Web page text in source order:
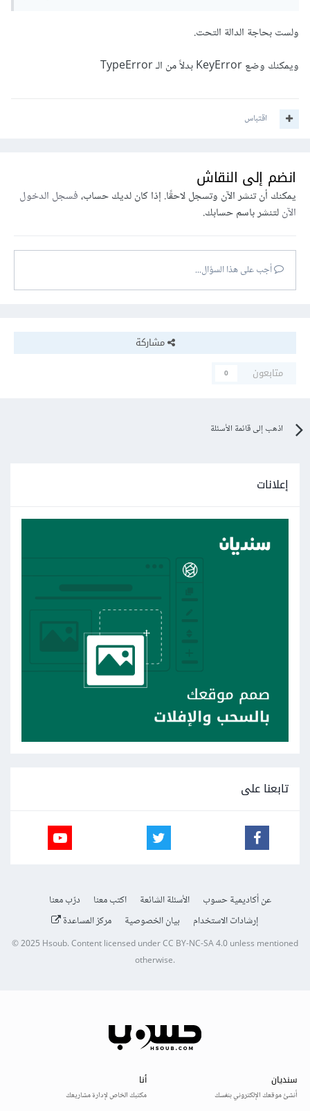
ولست بحاجة الدالة التحت.
ويمكنك وضع KeyError بدلاً من الـ TypeError
اقتباس
انضم إلى النقاش
يمكنك أن تنشر الآن وتسجل لاحقًا. إذا كان لديك حساب،فسجل الدخول
الآنلتنشر باسم حسابك.
أجب على هذا السؤال...
مشاركة
متابعون
0
اذهب إلى قائمة الأسئلة
إعلانات
تابعنا على
عن أكاديمية حسوب الأسئلة الشائعة اكتب معنا
درّب معنا
إرشادات الاستخدام
بيان الخصوصية مركز المساعدة
© 2025Hsoub.Content licensed underCC BY-NC-SA 4.0unless mentioned
otherwise.